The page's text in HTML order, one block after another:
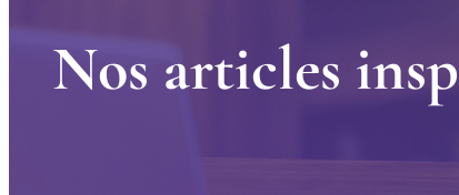
Nos articles insp